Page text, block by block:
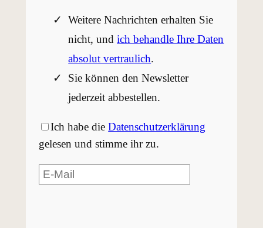
Weitere Nachrichten erhalten Sie
nicht, undich behandle Ihre Daten
absolut vertraulich.
Sie können den Newsletter
jederzeit abbestellen.
Ich habe dieDatenschutzerklärung
gelesen und stimme ihr zu.